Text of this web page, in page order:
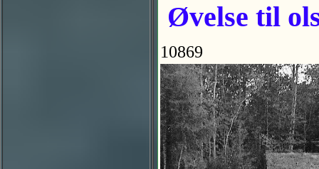
Øvelse til
10869